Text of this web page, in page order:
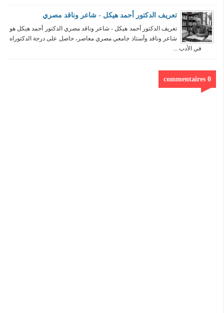
تعريف الدكتور أحمد هيكل - شاعر وناقد مصري
تعريف الدكتور أحمد هيكل - شاعر وناقد مصري الدكتور أحمد هيكل هو
شاعر وناقد وأستاذ جامعي مصري معاصر، حاصل على درجة الدكتوراه
في الأدب ...
0 commentaires